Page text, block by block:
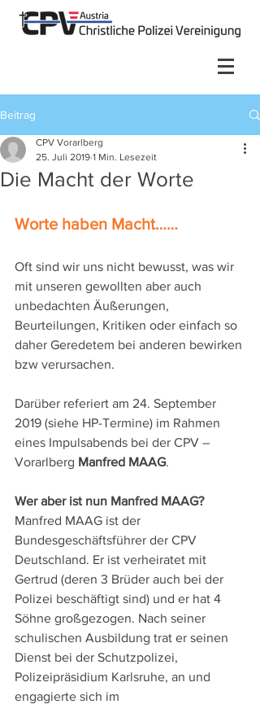
Beitrag
Die Macht der Worte
CPV Vorarlberg
25. Juli 2019 1 Min. Lesezeit
Worte haben Macht……
Oft sind wir uns nicht bewusst, was wir
mit unseren gewollten aber auch
unbedachten Äußerungen,
Beurteilungen, Kritiken oder einfach so
daher Geredetem bei anderen bewirken
bzw verursachen.
Darüber referiert am 24. September
2019 (siehe HP-Termine) im Rahmen
eines Impulsabends bei der CPV –
Vorarlberg Manfred MAAG.
Wer aber ist nun Manfred MAAG?
Manfred MAAG ist der
Bundesgeschäftsführer der CPV
Deutschland. Er ist verheiratet mit
Gertrud (deren 3 Brüder auch bei der
Polizei beschäftigt sind) und er hat 4
Söhne großgezogen. Nach seiner
schulischen Ausbildung trat er seinen
Dienst bei der Schutzpolizei,
Polizeipräsidium Karlsruhe, an und
engagierte sich im